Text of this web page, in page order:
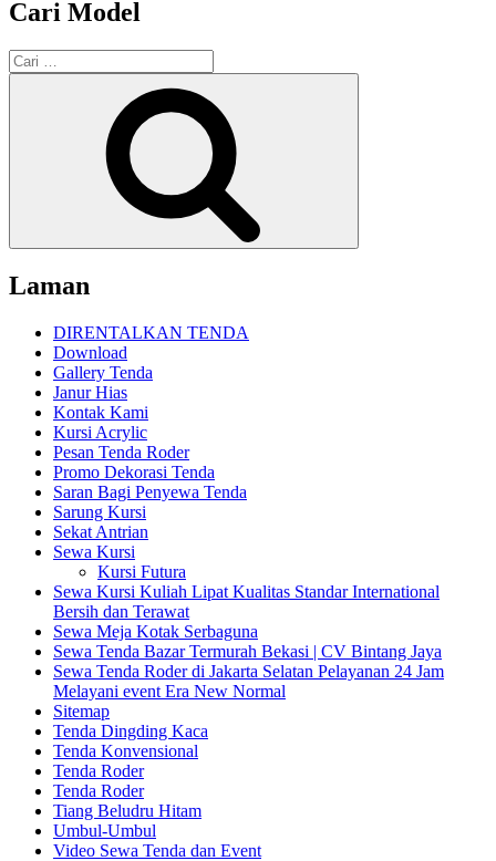
Cari Model
Pencarian
untuk:
Laman
DIRENTALKAN TENDA
Download
Gallery Tenda
Janur Hias
Kontak Kami
Kursi Acrylic
Pesan Tenda Roder
Promo Dekorasi Tenda
Saran Bagi Penyewa Tenda
Sarung Kursi
Sekat Antrian
Sewa Kursi
Kursi Futura
Sewa Kursi Kuliah Lipat Kualitas Standar International
Bersih dan Terawat
Sewa Meja Kotak Serbaguna
Sewa Tenda Bazar Termurah Bekasi | CV Bintang Jaya
Sewa Tenda Roder di Jakarta Selatan Pelayanan 24 Jam
Melayani event Era New Normal
Sitemap
Tenda Dingding Kaca
Tenda Konvensional
Tenda Roder
Tenda Roder
Tiang Beludru Hitam
Umbul-Umbul
Video Sewa Tenda dan Event